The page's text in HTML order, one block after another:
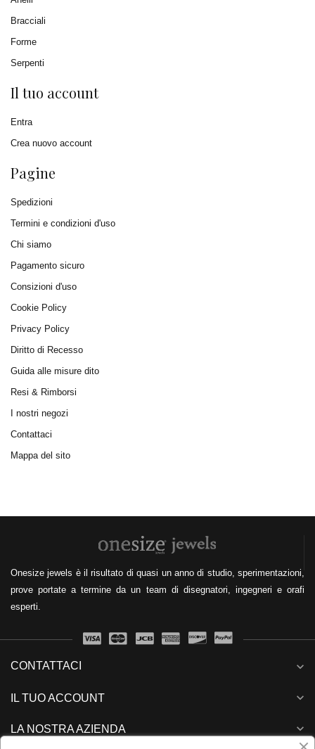
Bracciali
Forme
Serpenti
Il tuo account
Entra
Crea nuovo account
Pagine
Spedizioni
Termini e condizioni d'uso
Chi siamo
Pagamento sicuro
Consizioni d'uso
Cookie Policy
Privacy Policy
Diritto di Recesso
Guida alle misure dito
Resi & Rimborsi
I nostri negozi
Contattaci
Mappa del sito
Onesize jewels è il risultato di quasi un anno di studio, sperimentazioni,
prove portate a termine da un team di disegnatori, ingegneri e orafi
esperti.
CONTATTACI expand_more
IL TUO ACCOUNT expand_more
LA NOSTRA AZIENDA expand_more